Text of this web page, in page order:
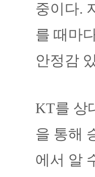
중이다.
를 때마
안정감
KT를 상
을 통해
에서 알